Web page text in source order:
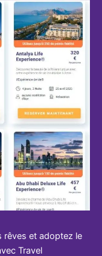
rêves et adoptez le
Travel